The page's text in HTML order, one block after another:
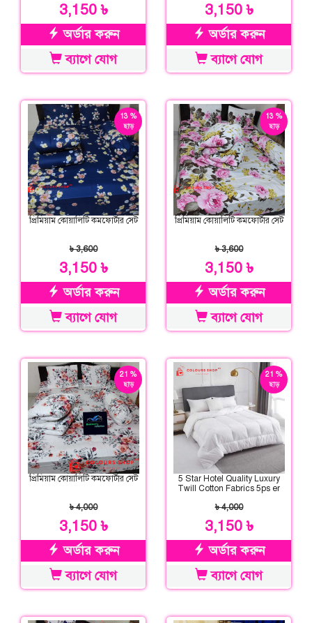
3,150 ৳
অর্ডার করুন
ব্যাগে যোগ
3,150 ৳
অর্ডার করুন
ব্যাগে যোগ
13 %
ছাড়
প্রিমিয়াম কোয়ালিটি কমফোর্টার সেট
৳ 3,600
3,150 ৳
অর্ডার করুন
ব্যাগে যোগ
13 %
ছাড়
প্রিমিয়াম কোয়ালিটি কমফোর্টার সেট
৳ 3,600
3,150 ৳
অর্ডার করুন
ব্যাগে যোগ
21 %
ছাড়
প্রিমিয়াম কোয়ালিটি কমফোর্টার সেট
৳ 4,000
3,150 ৳
অর্ডার করুন
ব্যাগে যোগ
21 %
ছাড়
5 Star Hotel Quality Luxury
Twill Cotton Fabrics 5ps er
৳ 4,000
3,150 ৳
অর্ডার করুন
ব্যাগে যোগ